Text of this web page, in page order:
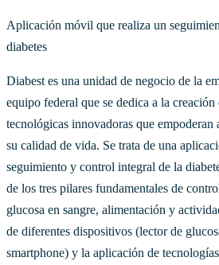
Aplicación móvil que realiza un
diabetes
Diabest es una unidad de negocio de la
equipo federal que se dedica a la creación
tecnológicas innovadoras que empoderan
su calidad de vida. Se trata de una
seguimiento y control integral de la
de los tres pilares fundamentales de
glucosa en sangre, alimentación y
de diferentes dispositivos (lector de
smartphone) y la aplicación de